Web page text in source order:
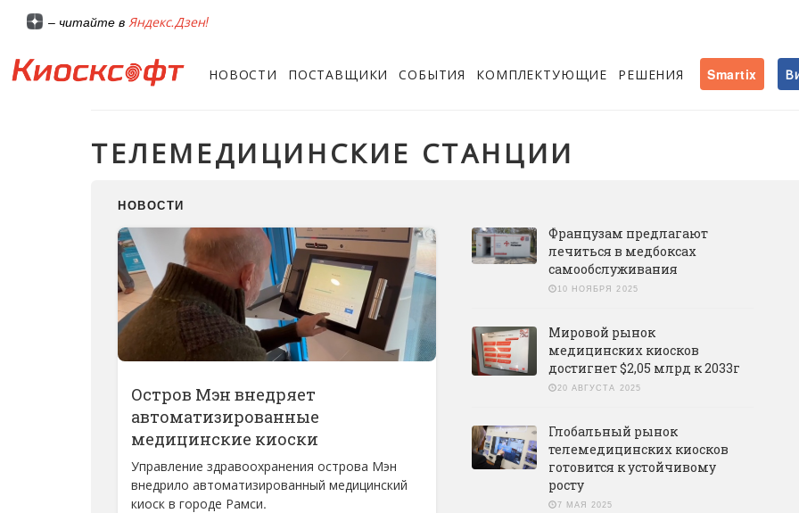
– читайте в Яндекс.Дзен!
НОВОСТИ ПОСТАВЩИКИ СОБЫТИЯ КОМПЛЕКТУЮЩИЕ РЕШЕНИЯ Smartix
ТЕЛЕМЕДИЦИНСКИЕ СТАНЦИИ
НОВОСТИ
Остров Мэн внедряет
автоматизированные
медицинские киоски
Управление здравоохранения острова Мэн
внедрило автоматизированный медицинский
киоск в городе Рамси.
Французам предлагают
лечиться в медбоксах
самообслуживания
10 НОЯБРЯ 2025
Мировой рынок
медицинских киосков
достигнет $2,05 млрд к 2033г
20 АВГУСТА 2025
Глобальный рынок
телемедицинских киосков
готовится к устойчивому
росту
7 МАЯ 2025